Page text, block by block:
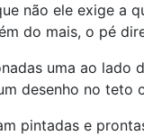
não ele exige a
do mais, o pé
uma ao lado
desenho no
pintadas e